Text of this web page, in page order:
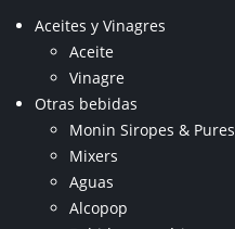
Aceites y Vinagres
Aceite
Vinagre
Otras bebidas
Monin Siropes & Pures
Mixers
Aguas
Alcopop